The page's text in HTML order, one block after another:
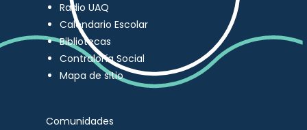
Radio UAQ
Calendario Escolar
Bibliotecas
Contraloría Social
Mapa de sitio
Comunidades